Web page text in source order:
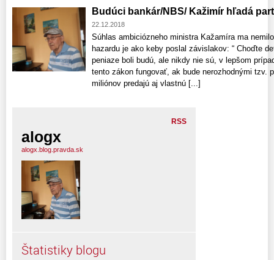
Budúci bankár/NBS/ Kažimír hľadá
22.12.2018
Súhlas ambiciózneho ministra Kažamíra ma
hazardu je ako keby poslal závislakov: “ Choďte
peniaze boli budú, ale nikdy nie sú, v lepšom
tento zákon fungovať, ak bude nerozhodnými tzv.
miliónov predajú aj vlastnú [...]
RSS
alogx
alogx.blog.pravda.sk
Štatistiky blogu